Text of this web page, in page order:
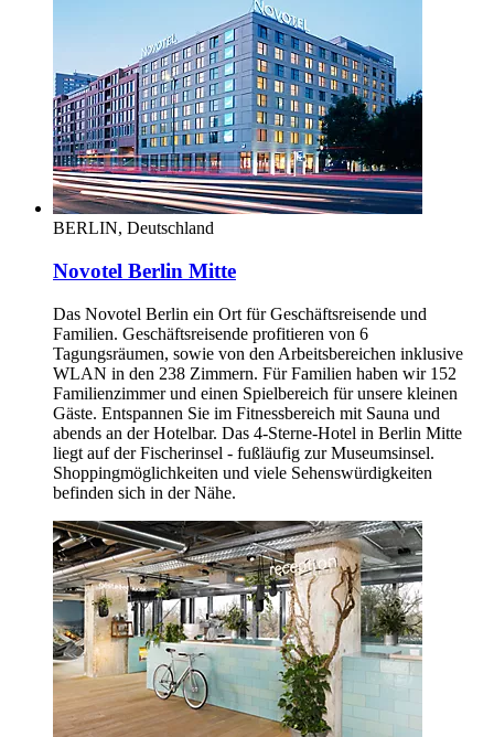
BERLIN, Deutschland
Novotel Berlin Mitte
Das Novotel Berlin ein Ort für Geschäftsreisende und
Familien. Geschäftsreisende profitieren von 6
Tagungsräumen, sowie von den Arbeitsbereichen inklusive
WLAN in den 238 Zimmern. Für Familien haben wir 152
Familienzimmer und einen Spielbereich für unsere kleinen
Gäste. Entspannen Sie im Fitnessbereich mit Sauna und
abends an der Hotelbar. Das 4-Sterne-Hotel in Berlin Mitte
liegt auf der Fischerinsel - fußläufig zur Museumsinsel.
Shoppingmöglichkeiten und viele Sehenswürdigkeiten
befinden sich in der Nähe.